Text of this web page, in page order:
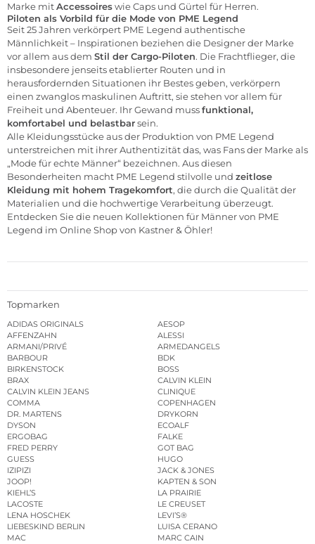
Marke mitAccessoireswie Caps und Gürtel für Herren.
Piloten als Vorbild für die Mode von PME Legend
Seit 25 Jahren verkörpert PME Legend authentische
Männlichkeit – Inspirationen beziehen die Designer der Marke
vor allem aus dem Stil der Cargo-Piloten. Die Frachtflieger, die
insbesondere jenseits etablierter Routen und in
herausfordernden Situationen ihr Bestes geben, verkörpern
einen zwanglos maskulinen Auftritt, sie stehen vor allem für
Freiheit und Abenteuer. Ihr Gewand mussfunktional,
komfortabel und belastbarsein.
Alle Kleidungsstücke aus der Produktion von PME Legend
unterstreichen mit ihrer Authentizität das, was Fans der Marke als
„Mode für echte Männer“ bezeichnen. Aus diesen
Besonderheiten macht PME Legend stilvolle und zeitlose
Kleidung mit hohem Tragekomfort, die durch die Qualität der
Materialien und die hochwertige Verarbeitung überzeugt.
Entdecken Sie die neuen Kollektionen für Männer von PME
Legend im Online Shop von Kastner & Öhler!
Topmarken
ADIDAS ORIGINALS
AESOP
AFFENZAHN
ALESSI
ARMANI/PRIVÉ
ARMEDANGELS
BARBOUR
BDK
BIRKENSTOCK
BOSS
BRAX
CALVIN KLEIN
CALVIN KLEIN JEANS
CLINIQUE
COMMA
COPENHAGEN
DR. MARTENS
DRYKORN
DYSON
ECOALF
ERGOBAG
FALKE
FRED PERRY
GOT BAG
GUESS
HUGO
IZIPIZI
JACK & JONES
JOOP!
KAPTEN & SON
KIEHL’S
LA PRAIRIE
LACOSTE
LE CREUSET
LENA HOSCHEK
LEVI’S®
LIEBESKIND BERLIN
LUISA CERANO
MAC
MARC CAIN